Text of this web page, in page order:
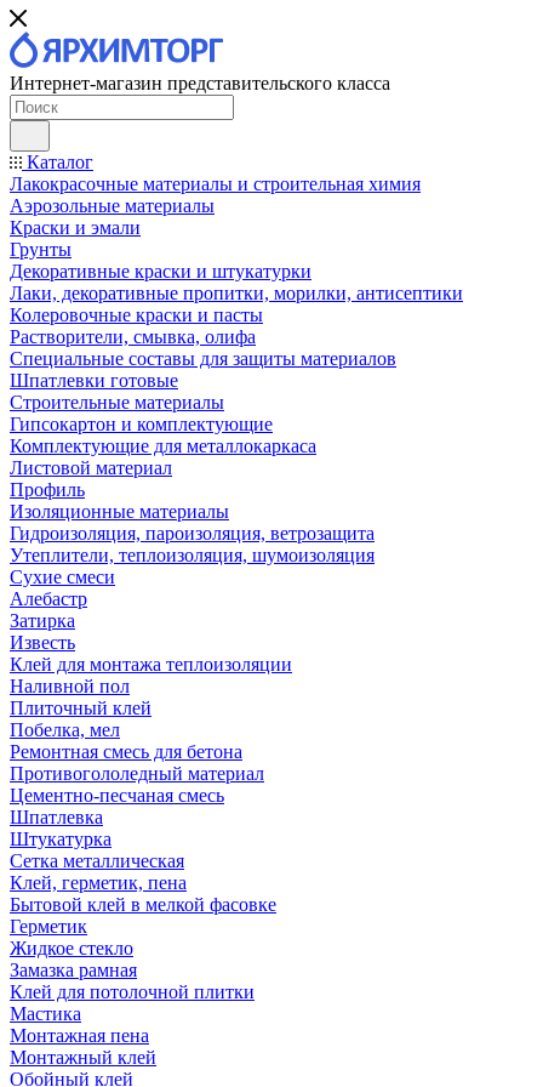
Интернет-магазин представительского класса
Каталог
Лакокрасочные материалы и строительная химия
Аэрозольные материалы
Краски и эмали
Грунты
Декоративные краски и штукатурки
Лаки, декоративные пропитки, морилки, антисептики
Колеровочные краски и пасты
Растворители, смывка, олифа
Специальные составы для защиты материалов
Шпатлевки готовые
Строительные материалы
Гипсокартон и комплектующие
Комплектующие для металлокаркаса
Листовой материал
Профиль
Изоляционные материалы
Гидроизоляция, пароизоляция, ветрозащита
Утеплители, теплоизоляция, шумоизоляция
Сухие смеси
Алебастр
Затирка
Известь
Клей для монтажа теплоизоляции
Наливной пол
Плиточный клей
Побелка, мел
Ремонтная смесь для бетона
Противогололедный материал
Цементно-песчаная смесь
Шпатлевка
Штукатурка
Сетка металлическая
Клей, герметик, пена
Бытовой клей в мелкой фасовке
Герметик
Жидкое стекло
Замазка рамная
Клей для потолочной плитки
Мастика
Монтажная пена
Монтажный клей
Обойный клей